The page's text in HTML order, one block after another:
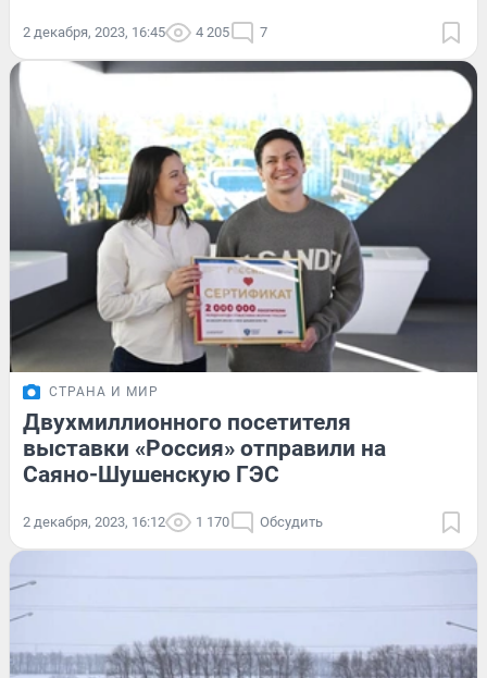
2 декабря, 2023, 16:45 4 205 7
СТРАНА И МИР
Двухмиллионного посетителя
выставки «Россия» отправили на
Саяно-Шушенскую ГЭС
2 декабря, 2023, 16:12 1 170 Обсудить